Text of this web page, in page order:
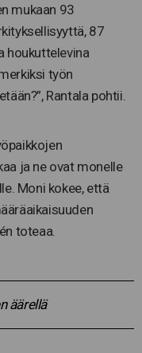
mukaan 93
87
houkuttelevina
työn
Rantala pohtii.
ja ne ovat monelle
Moni kokee, että
toteaa.
äärellä